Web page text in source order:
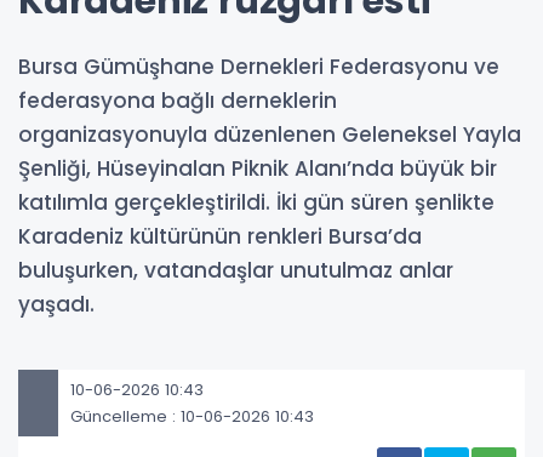
Bursa Gümüşhane Dernekleri Federasyonu ve
federasyona bağlı derneklerin
organizasyonuyla düzenlenen Geleneksel Yayla
Şenliği, Hüseyinalan Piknik Alanı’nda büyük bir
katılımla gerçekleştirildi. İki gün süren şenlikte
Karadeniz kültürünün renkleri Bursa’da
buluşurken, vatandaşlar unutulmaz anlar
yaşadı.
10-06-2026 10:43
Güncelleme : 10-06-2026 10:43